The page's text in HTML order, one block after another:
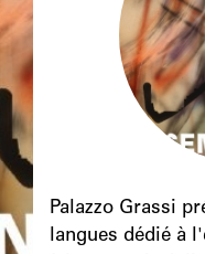
Palazzo Grassi
langues dédié à